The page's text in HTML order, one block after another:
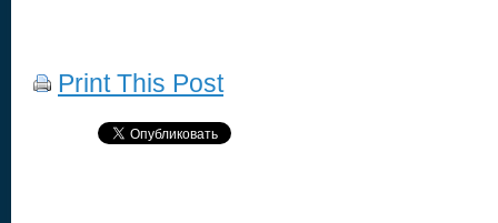
Print This Post